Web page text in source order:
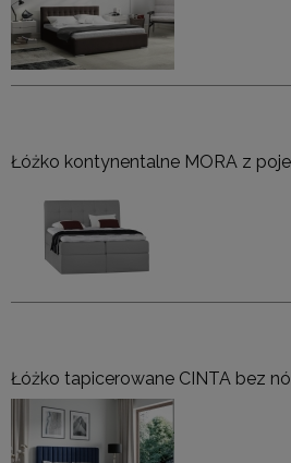
Łóżko kontynentalne MORA z
Łóżko tapicerowane CINTA bez